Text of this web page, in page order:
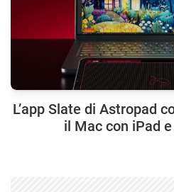
L’app Slate di Astropad
il Mac con iPad